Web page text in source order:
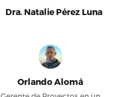
Dra. Natalie Pérez Luna
Orlando Alomá